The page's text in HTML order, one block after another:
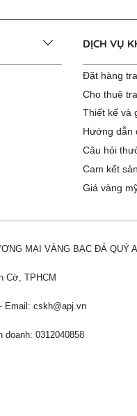
DỊCH VỤ
Đặt hàng
Cho thuê
Thiết kế và
Hướng dẫn
Câu hỏi
Cam kết
Giá vàng
MẠI VÀNG BẠC ĐÁ QUÝ
Cờ, TPHCM
Email: cskh@apj.vn
doanh: 0312040858